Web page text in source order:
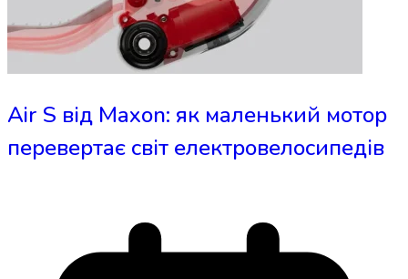
Air S від Maxon: як маленький мотор
перевертає світ електровелосипедів